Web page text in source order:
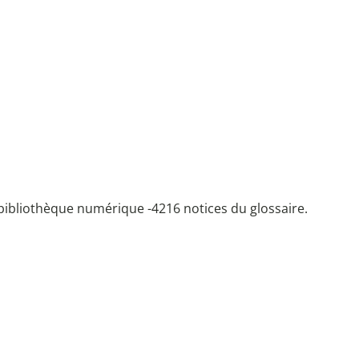
numérique -4216 notices du glossaire.